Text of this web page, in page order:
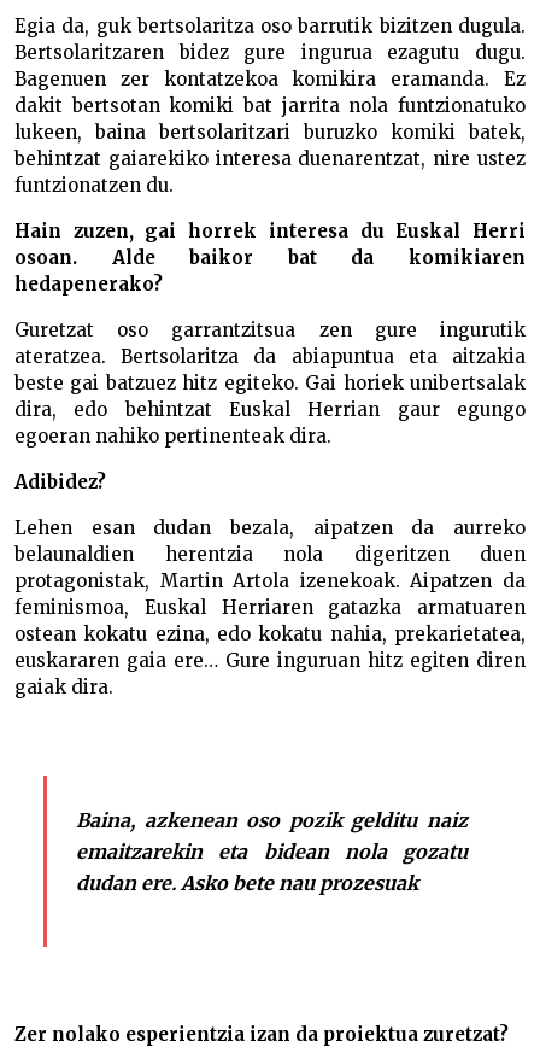
Egia da, guk bertsolaritza oso barrutik bizitzen dugula.
Bertsolaritzaren bidez gure ingurua ezagutu dugu.
Bagenuen zer kontatzekoa komikira eramanda. Ez
dakit bertsotan komiki bat jarrita nola funtzionatuko
lukeen, baina bertsolaritzari buruzko komiki batek,
behintzat gaiarekiko interesa duenarentzat, nire ustez
funtzionatzen du.
Hain zuzen, gai horrek interesa du Euskal Herri
osoan. Alde baikor bat da komikiaren
hedapenerako?
Guretzat oso garrantzitsua zen gure ingurutik
ateratzea. Bertsolaritza da abiapuntua eta aitzakia
beste gai batzuez hitz egiteko. Gai horiek unibertsalak
dira, edo behintzat Euskal Herrian gaur egungo
egoeran nahiko pertinenteak dira.
Adibidez?
Lehen esan dudan bezala, aipatzen da aurreko
belaunaldien herentzia nola digeritzen duen
protagonistak, Martin Artola izenekoak. Aipatzen da
feminismoa, Euskal Herriaren gatazka armatuaren
ostean kokatu ezina, edo kokatu nahia, prekarietatea,
euskararen gaia ere… Gure inguruan hitz egiten diren
gaiak dira.
Baina, azkenean oso pozik gelditu naiz
emaitzarekin eta bidean nola gozatu
dudan ere. Asko bete nau prozesuak
Zer nolako esperientzia izan da proiektua zuretzat?